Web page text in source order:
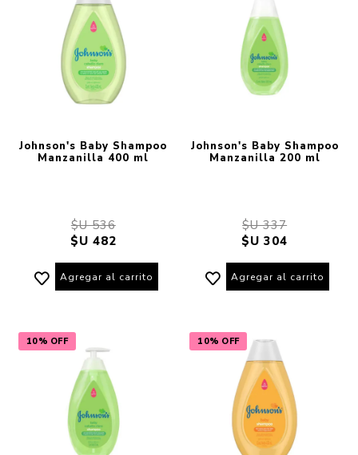
Johnson's Baby Shampoo
Manzanilla 400 ml
$U 536
$U 482
Agregar al carrito
Johnson's Baby Shampoo
Manzanilla 200 ml
$U 337
$U 304
Agregar al carrito
10% OFF 10% OFF